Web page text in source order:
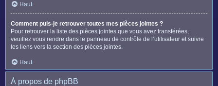
Haut
Comment puis-je retrouver toutes mes pièces jointes ?
Pour retrouver la liste des pièces jointes que vous avez transférées,
veuillez vous rendre dans le panneau de contrôle de l’utilisateur et suivre
les liens vers la section des pièces jointes.
Haut
À propos de phpBB